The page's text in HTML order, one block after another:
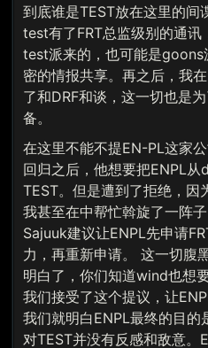
到底谁是TEST放在这里的间
test有了FRT总监级别的通讯
test派来的，也可能是goons
密的情报共享。再之后，我
了和DRF和谈，这一切也是
备。
在这里不能不提EN-PL这家
回归之后，他想要把ENPL
TEST。但是遭到了拒绝，因
我甚至在中帮忙斡旋了一阵
Sajuuk建议让ENPL先申请
力，再重新申请。 这一切腹
明白了，你们知道wind也想
我们接受了这个提议，让
我们就明白ENPL最终的目的
对TEST并没有反感和敌意。